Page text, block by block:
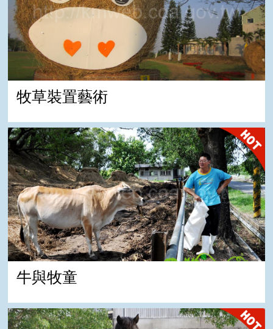
牧草裝置藝術
牛與牧童
牛與牧童
風吹草低見牛羊-迷你馬篇